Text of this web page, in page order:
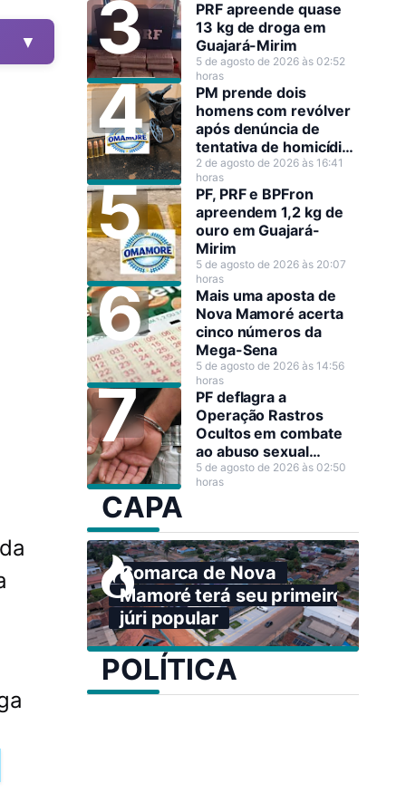
▼
PRF apreende quase
13 kg de droga em
Guajará-Mirim
5 de agosto de 2026 às 02:52
horas
PM prende dois
homens com revólver
após denúncia de
tentativa de homicídio
em Guajará-Mirim
2 de agosto de 2026 às 16:41
horas
PF, PRF e BPFron
apreendem 1,2 kg de
ouro em Guajará-
Mirim
5 de agosto de 2026 às 20:07
horas
Mais uma aposta de
Nova Mamoré acerta
cinco números da
Mega-Sena
5 de agosto de 2026 às 14:56
horas
PF deflagra a
Operação Rastros
Ocultos em combate
ao abuso sexual
infantojuvenil em Nova
Mamoré
5 de agosto de 2026 às 02:50
horas
CAPA
Comarca de Nova
Mamoré terá seu primeiro
júri popular
POLÍTICA